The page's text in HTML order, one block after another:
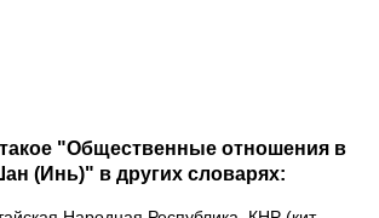
"Общественные отношения в
(Инь)" в других словарях: